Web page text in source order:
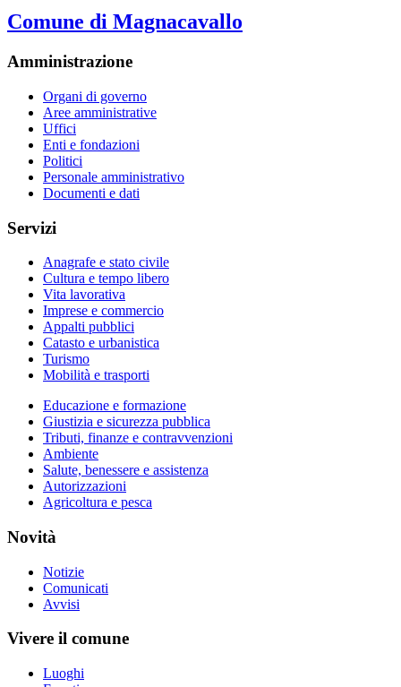
Comune di Magnacavallo
Amministrazione
Organi di governo
Aree amministrative
Uffici
Enti e fondazioni
Politici
Personale amministrativo
Documenti e dati
Servizi
Anagrafe e stato civile
Cultura e tempo libero
Vita lavorativa
Imprese e commercio
Appalti pubblici
Catasto e urbanistica
Turismo
Mobilità e trasporti
Educazione e formazione
Giustizia e sicurezza pubblica
Tributi, finanze e contravvenzioni
Ambiente
Salute, benessere e assistenza
Autorizzazioni
Agricoltura e pesca
Novità
Notizie
Comunicati
Avvisi
Vivere il comune
Luoghi